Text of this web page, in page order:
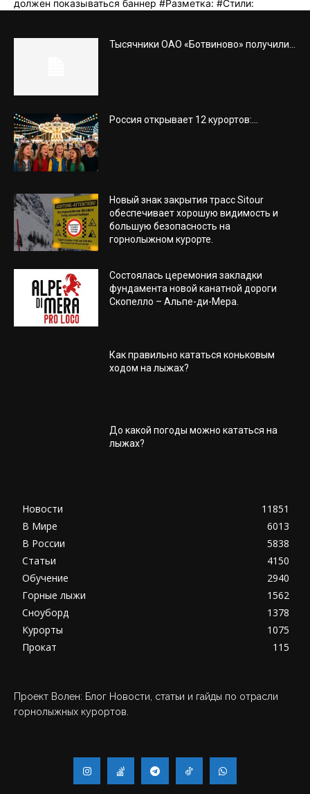
Тысячники ОАО «Ботвиново» получили...
Россия открывает 12 курортов:...
Новый знак закрытия трасс Sitour
обеспечивает хорошую видимость и
большую безопасность на
горнолыжном курорте.
Состоялась церемония закладки
фундамента новой канатной дороги
Скопелло – Альпе-ди-Мера.
Как правильно кататься коньковым
ходом на лыжах?
До какой погоды можно кататься на
лыжах?
Новости
11851
В Мире
6013
В России
5838
Статьи
4150
Обучение
2940
Горные лыжи
1562
Сноуборд
1378
Курорты
1075
Прокат
115
Проект Волен: Блог Новости, статьи и гайды по отрасли
горнолыжных курортов.